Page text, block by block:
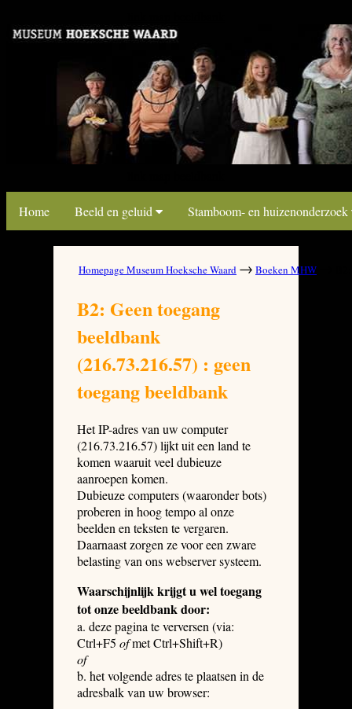
Home Beeld en geluid Stamboom- en huizenonderzoek
Homepage Museum Hoeksche Waard → Boeken MHW
B2: Geen toegang
beeldbank
(216.73.216.57) : geen
toegang beeldbank
Het IP-adres van uw computer
(216.73.216.57) lijkt uit een land te
komen waaruit veel dubieuze
aanroepen komen.
Dubieuze computers (waaronder bots)
proberen in hoog tempo al onze
beelden en teksten te vergaren.
Daarnaast zorgen ze voor een zware
belasting van ons webserver systeem.
Waarschijnlijk krijgt u wel toegang
tot onze beeldbank door:
a. deze pagina te verversen (via:
Ctrl+F5 ofmet Ctrl+Shift+R)
of
b. het volgende adres te plaatsen in de
adresbalk van uw browser: